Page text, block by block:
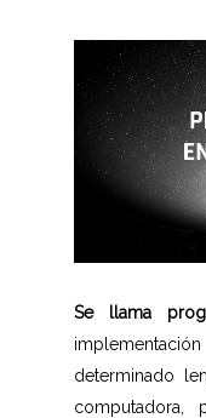
Se llama
determinado
computadora,